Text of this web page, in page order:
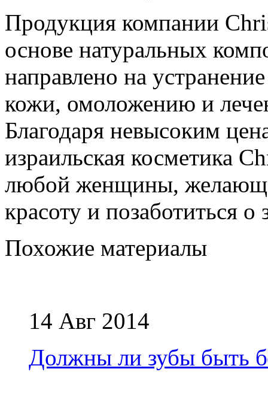
Продукция компании
основе натуральных
направлено на
кожи, омоложению и
Благодаря невысоким
израильская косметика
любой женщины,
красоту и позаботиться о
Похожие материалы
14 Авг 2014
Должны ли зубы быть